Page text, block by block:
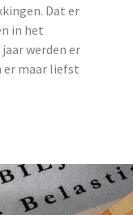
Dat er
in het
werden er
er maar liefst